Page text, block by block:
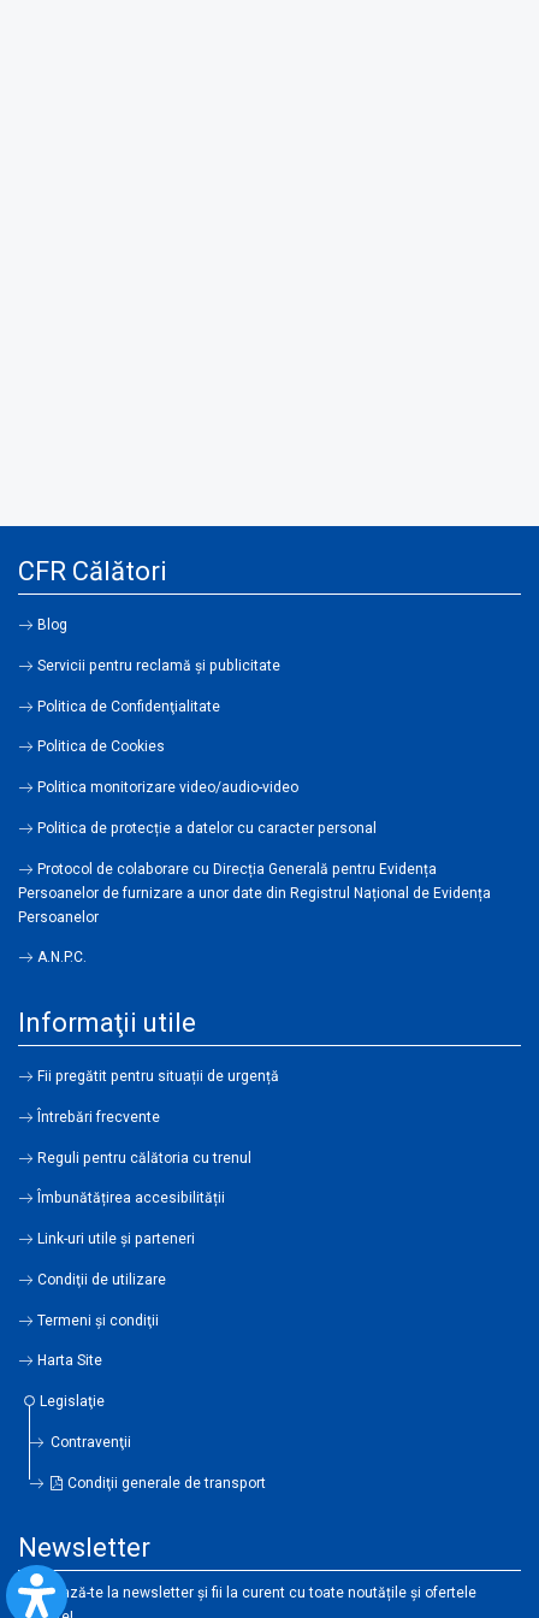
CFR Călători
Blog
Servicii pentru reclamă și publicitate
Politica de Confidenţialitate
Politica de Cookies
Politica monitorizare video/audio-video
Politica de protecție a datelor cu caracter personal
Protocol de colaborare cu Direcția Generală pentru Evidența
Persoanelor de furnizare a unor date din Registrul Național de Evidența
Persoanelor
A.N.P.C.
Informaţii utile
Fii pregătit pentru situații de urgență
Întrebări frecvente
Reguli pentru călătoria cu trenul
Îmbunătățirea accesibilității
Link-uri utile şi parteneri
Condiţii de utilizare
Termeni şi condiţii
Harta Site
Legislaţie
Contravenţii
Condiţii generale de transport
Newsletter
Abonează-te la newsletter și fii la curent cu toate noutățile și ofertele